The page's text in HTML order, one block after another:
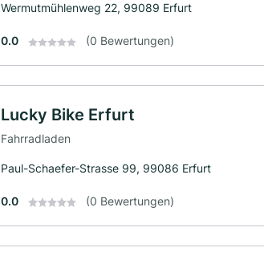
Wermutmühlenweg 22, 99089 Erfurt
0.0 (0 Bewertungen)
Lucky Bike Erfurt
Fahrradladen
Paul-Schaefer-Strasse 99, 99086 Erfurt
0.0 (0 Bewertungen)